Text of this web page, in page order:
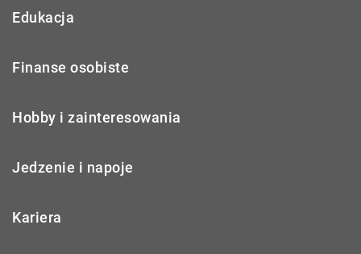
Edukacja
Finanse osobiste
Hobby i zainteresowania
Jedzenie i napoje
Kariera